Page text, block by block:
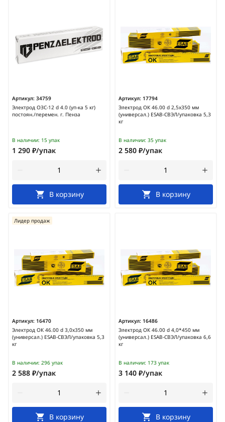
Артикул: 34759
Электрод ОЗС-12 d 4.0 (уп-ка 5 кг)
постоян./перемен. г. Пенза
В наличии: 15 упак
1 290 ₽/упак
В корзину
Артикул: 17794
Электрод ОК 46.00 d 2,5х350 мм
(универсал.) ESAB-СВЭЛ/упаковка 5,3
кг
В наличии: 35 упак
2 580 ₽/упак
В корзину
Артикул: 16470
Электрод ОК 46.00 d 3,0х350 мм
(универсал.) ESAB-СВЭЛ/упаковка 5,3
кг
Лидер продаж
В наличии: 296 упак
2 588 ₽/упак
В корзину
Артикул: 16486
Электрод ОК 46.00 d 4,0*450 мм
(универсал.) ESAB-СВЭЛ/упаковка 6,6
кг
В наличии: 173 упак
3 140 ₽/упак
В корзину